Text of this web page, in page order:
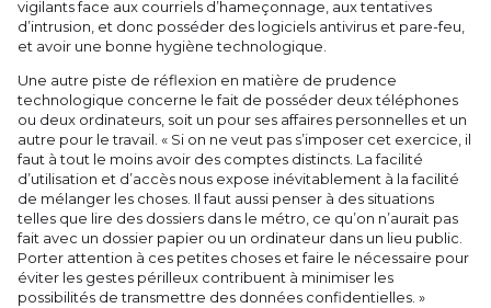
vigilants face aux courriels d’hameçonnage, aux tentatives
d’intrusion, et donc posséder des logiciels antivirus et pare-feu,
et avoir une bonne hygiène technologique.
Une autre piste de réflexion en matière de prudence
technologique concerne le fait de posséder deux téléphones
ou deux ordinateurs, soit un pour ses affaires personnelles et un
autre pour le travail. « Si on ne veut pas s’imposer cet exercice, il
faut à tout le moins avoir des comptes distincts. La facilité
d’utilisation et d’accès nous expose inévitablement à la facilité
de mélanger les choses. Il faut aussi penser à des situations
telles que lire des dossiers dans le métro, ce qu’on n’aurait pas
fait avec un dossier papier ou un ordinateur dans un lieu public.
Porter attention à ces petites choses et faire le nécessaire pour
éviter les gestes périlleux contribuent à minimiser les
possibilités de transmettre des données confidentielles. »